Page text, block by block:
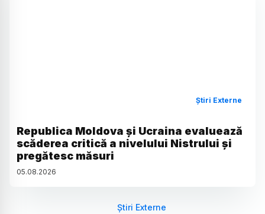
Știri Externe
Republica Moldova și Ucraina evaluează
scăderea critică a nivelului Nistrului și
pregătesc măsuri
05.08.2026
Știri Externe